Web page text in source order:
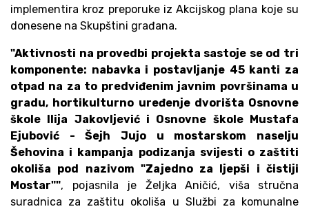
implementira kroz preporuke iz Akcijskog plana koje su
donesene na Skupštini građana.
"Aktivnosti na provedbi projekta sastoje se od tri
komponente: nabavka i postavljanje 45 kanti za
otpad na za to predviđenim javnim površinama u
gradu, hortikulturno uređenje dvorišta Osnovne
škole Ilija Jakovljević i Osnovne škole Mustafa
Ejubović - Šejh Jujo u mostarskom naselju
Šehovina i kampanja podizanja svijesti o zaštiti
okoliša pod nazivom "Zajedno za ljepši i čistiji
Mostar"", pojasnila je Željka Aničić, viša stručna
suradnica za zaštitu okoliša u Službi za komunalne